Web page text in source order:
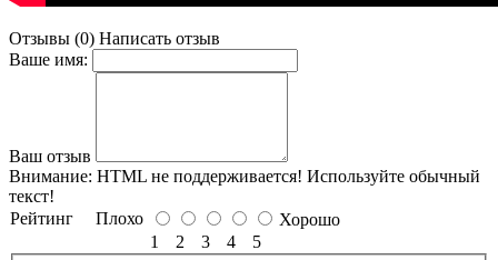
Отзывы (0) Написать отзыв
Ваше имя:
Ваш отзыв
Внимание: HTML не поддерживается! Используйте обычный
текст!
Рейтинг Плохо
Хорошо
1
2 3 4 5